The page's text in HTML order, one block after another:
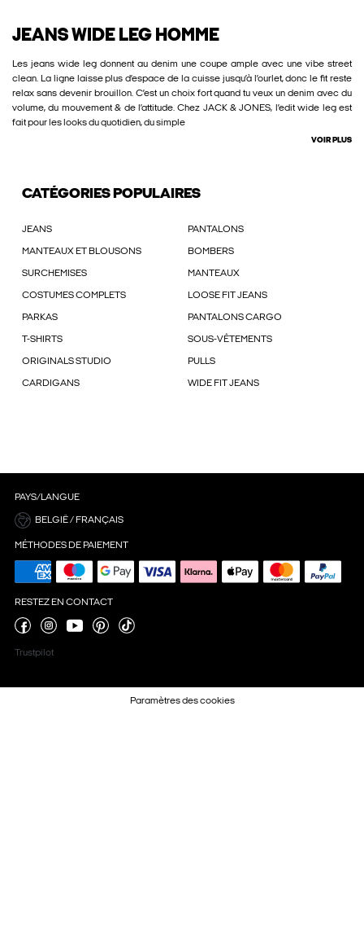
JEANS WIDE LEG HOMME
Les jeans wide leg donnent au denim une coupe ample avec une vibe street
clean. La ligne laisse plus d’espace de la cuisse jusqu’à l’ourlet, donc le fit reste
relax sans devenir brouillon. C’est un choix fort quand tu veux un denim avec du
volume, du mouvement & de l’attitude. Chez JACK & JONES, l’edit wide leg est
fait pour les looks du quotidien, du simple
VOIR PLUS
CATÉGORIES POPULAIRES
JEANS PANTALONS
MANTEAUX ET BLOUSONS BOMBERS
SURCHEMISES MANTEAUX
COSTUMES COMPLETS LOOSE FIT JEANS
PARKAS PANTALONS CARGO
T-SHIRTS SOUS-VÊTEMENTS
ORIGINALS STUDIO PULLS
CARDIGANS WIDE FIT JEANS
PAYS/LANGUE
BELGIË / FRANÇAIS
MÉTHODES DE PAIEMENT
RESTEZ EN CONTACT
Trustpilot
Paramètres des cookies